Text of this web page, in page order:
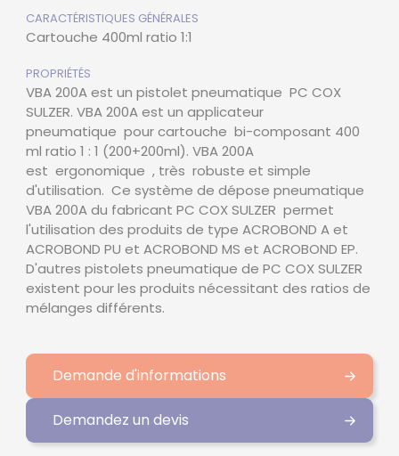
CARACTÉRISTIQUES GÉNÉRALES
Cartouche 400ml ratio 1:1
PROPRIÉTÉS
VBA 200A est un pistolet pneumatique PC COX
SULZER. VBA 200A est un applicateur
pneumatique pour cartouche bi-composant 400
ml ratio 1 : 1 (200+200ml). VBA 200A
est ergonomique , très robuste et simple
d'utilisation. Ce système de dépose pneumatique
VBA 200A du fabricant PC COX SULZER permet
l'utilisation des produits de type ACROBOND A et
ACROBOND PU et ACROBOND MS et ACROBOND EP.
D'autres pistolets pneumatique de PC COX SULZER
existent pour les produits nécessitant des ratios de
mélanges différents.
Demande d'informations
Demandez un devis